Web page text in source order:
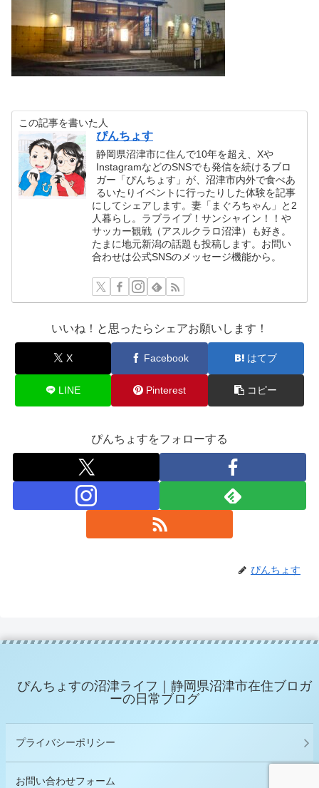
この記事を書いた人
ぴんちょす
静岡県沼津市に住んで10年を超え、Xや
InstagramなどのSNSでも発信を続けるブロ
ガー「ぴんちょす」が、沼津市内外で食べあ
るいたりイベントに行ったりした体験を記事
にしてシェアします。妻「まぐろちゃん」と2
人暮らし。ラブライブ！サンシャイン！！や
サッカー観戦（アスルクラロ沼津）も好き。
たまに地元新潟の話題も投稿します。お問い
合わせは公式SNSのメッセージ機能から。
いいね！と思ったらシェアお願いします！
X Facebook はてブ
LINE Pinterest コピー
ぴんちょすをフォローする
ぴんちょす
ぴんちょすの沼津ライフ｜静岡県沼津市在住ブロガ
ーの日常ブログ
プライバシーポリシー
お問い合わせフォーム